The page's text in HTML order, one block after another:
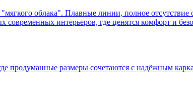
облака". Плавные линии, полное отсутствие
интерьеров, где ценятся комфорт и
продуманные размеры сочетаются с надёжным